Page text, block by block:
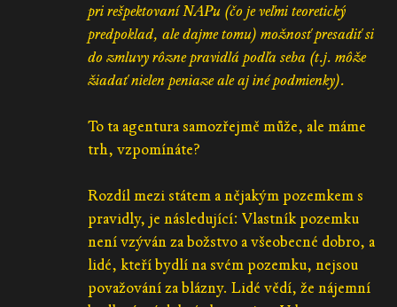
pri rešpektovaní NAPu (čo je veľmi teoretický
predpoklad, ale dajme tomu) možnosť presadiť si
do zmluvy rôzne pravidlá podľa seba (t.j. môže
žiadať nielen peniaze ale aj iné podmienky).
To ta agentura samozřejmě může, ale máme
trh, vzpomínáte?
Rozdíl mezi státem a nějakým pozemkem s
pravidly, je následující: Vlastník pozemku
není vzýván za božstvo a všeobecné dobro, a
lidé, kteří bydlí na svém pozemku, nejsou
považování za blázny. Lidé vědí, že nájemní